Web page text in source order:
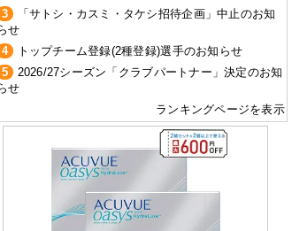
3
「サトシ・カスミ・タケシ招待企画」中止のお知
せ
4
トップチーム登録(2種登録)選手のお知らせ
5
2026/27シーズン「クラブパートナー」決定のお知
せ
ランキングページを表示